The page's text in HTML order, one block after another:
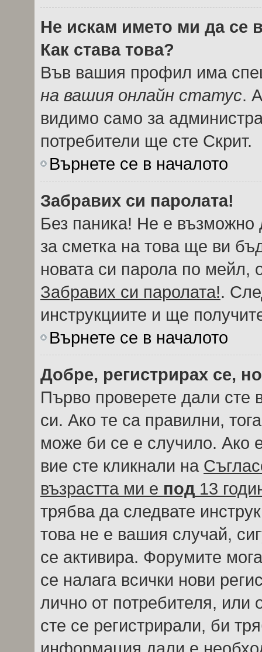
Не искам името ми да се
Как става това?
Във вашия профил има
на вашия онлайн статус.
видимо само за
потребители ще сте Скрит.
Върнете се в началото
Забравих си паролата!
Без паника! Не е възможно
за сметка на това ще ви
новата си парола по мейл,
Забравих си паролата!.
инструкциите и ще
Върнете се в началото
Добре, регистрирах се,
Първо проверете дали сте
си. Ако те са правилни,
може би се е случило. Ако
вие сте кликнали на
възрастта ми е под 13
трябва да следвате
това не е вашия случай,
се активира. Форумите
се налага всички нови
лично от потребителя, или
сте се регистрирали, би